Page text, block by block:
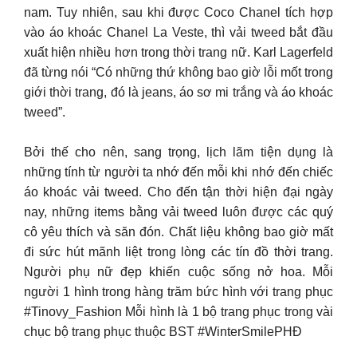
nam. Tuy nhiên, sau khi được Coco Chanel tích hợp
vào áo khoác Chanel La Veste, thì vải tweed bắt đầu
xuất hiện nhiều hơn trong thời trang nữ. Karl Lagerfeld
đã từng nói “Có những thứ không bao giờ lỗi mốt trong
giới thời trang, đó là jeans, áo sơ mi trắng và áo khoác
tweed”.
Bởi thế cho nên, sang trọng, lịch lãm tiện dụng là
những tính từ người ta nhớ đến mỗi khi nhớ đến chiếc
áo khoác vải tweed. Cho đến tận thời hiện đại ngày
nay, những items bằng vải tweed luôn được các quý
cô yêu thích và săn đón. Chất liệu không bao giờ mất
đi sức hút mãnh liệt trong lòng các tín đồ thời trang.
Người phụ nữ đẹp khiến cuộc sống nở hoa. Mỗi
người 1 hình trong hàng trăm bức hình với trang phục
#Tinovy_Fashion Mỗi hình là 1 bộ trang phục trong vài
chục bộ trang phục thuộc BST #WinterSmilePHĐ